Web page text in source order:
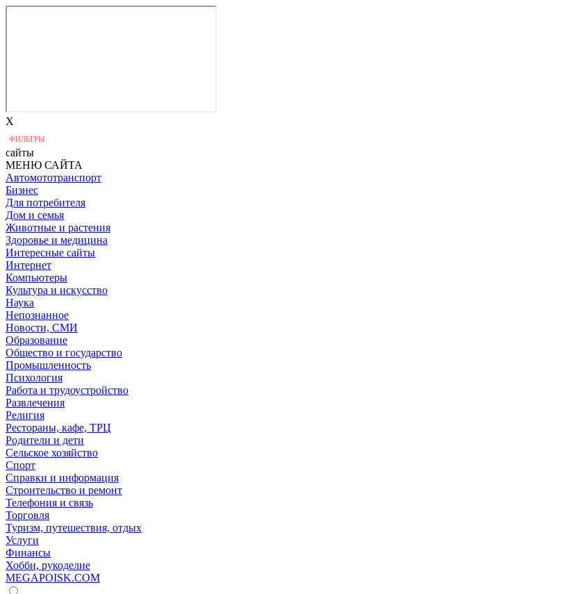
X
ФИЛЬТРЫ:
сайты
МЕНЮ САЙТА
Автомототранспорт
Бизнес
Для потребителя
Дом и семья
Животные и растения
Здоровье и медицина
Интересные сайты
Интернет
Компьютеры
Культура и искусство
Наука
Непознанное
Новости, СМИ
Образование
Общество и государство
Промышленность
Психология
Работа и трудоустройство
Развлечения
Религия
Рестораны, кафе, ТРЦ
Родители и дети
Сельское хозяйство
Спорт
Справки и информация
Строительство и ремонт
Телефония и связь
Торговля
Туризм, путешествия, отдых
Услуги
Финансы
Хобби, рукоделие
MEGAPOISK.COM